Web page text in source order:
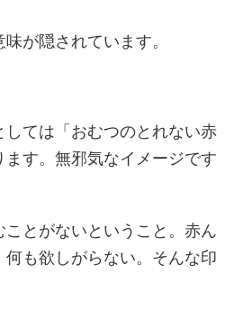
が隠されています。
ては「おむつのとれない赤
す。無邪気なイメージです
とがないということ。赤ん
も欲しがらない。そんな印